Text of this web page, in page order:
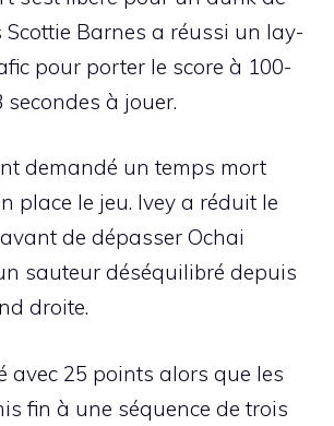
Scottie Barnes a réussi un lay-
pour porter le score à 100-
secondes à jouer.
demandé un temps mort
place le jeu. Ivey a réduit le
de dépasser Ochai
sauteur déséquilibré depuis
droite.
avec 25 points alors que les
fin à une séquence de trois